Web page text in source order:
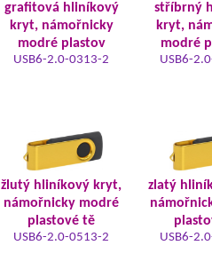
grafitová hliníkový
kryt, námořnicky
modré plastov
USB6-2.0-0313-2
stříbrný
kryt,
modré
USB6-
žlutý hliníkový kryt,
námořnicky modré
plastové tě
USB6-2.0-0513-2
zlatý
USB6-